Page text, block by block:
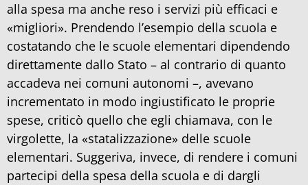
alla spesa ma anche reso i servizi più efficaci e
«migliori». Prendendo l’esempio della scuola e
costatando che le scuole elementari dipendendo
direttamente dallo Stato – al contrario di quanto
accadeva nei comuni autonomi –, avevano
incrementato in modo ingiustificato le proprie
spese, criticò quello che egli chiamava, con le
virgolette, la «statalizzazione» delle scuole
elementari. Suggeriva, invece, di rendere i comuni
partecipi della spesa della scuola e di dargli